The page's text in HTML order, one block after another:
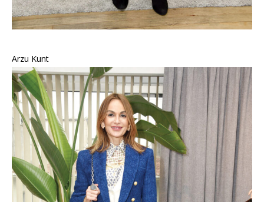
Arzu Kunt